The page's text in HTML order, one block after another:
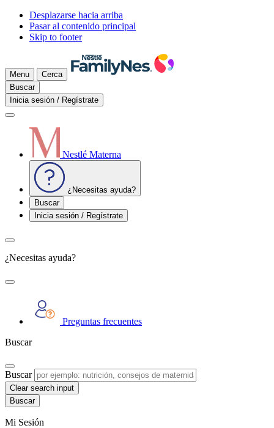
Desplazarse hacia arriba
Pasar al contenido principal
Skip to footer
Menu
Cerca
Buscar
Inicia sesión / Regístrate
Nestlé Materna
¿Necesitas ayuda?
Buscar
Inicia sesión / Regístrate
¿Necesitas ayuda?
Preguntas frecuentes
Buscar
Buscar
Clear search input
Mi Sesión